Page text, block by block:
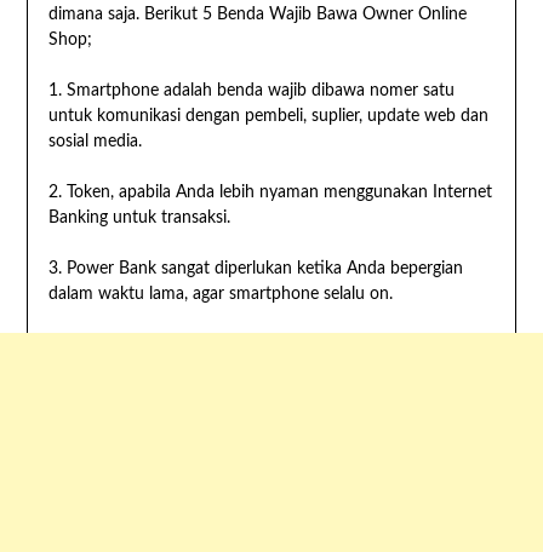
dimana saja. Berikut 5 Benda Wajib Bawa Owner Online
Shop;
1. Smartphone adalah benda wajib dibawa nomer satu
untuk komunikasi dengan pembeli, suplier, update web dan
sosial media.
2. Token, apabila Anda lebih nyaman menggunakan Internet
Banking untuk transaksi.
3. Power Bank sangat diperlukan ketika Anda bepergian
dalam waktu lama, agar smartphone selalu on.